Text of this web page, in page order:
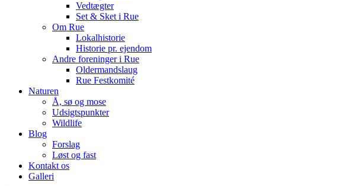
Vedtægter
Set & Sket i Rue
Om Rue
Lokalhistorie
Historie pr. ejendom
Andre foreninger i Rue
Oldermandslaug
Rue Festkomité
Naturen
Å, sø og mose
Udsigtspunkter
Wildlife
Blog
Forslag
Løst og fast
Kontakt os
Galleri